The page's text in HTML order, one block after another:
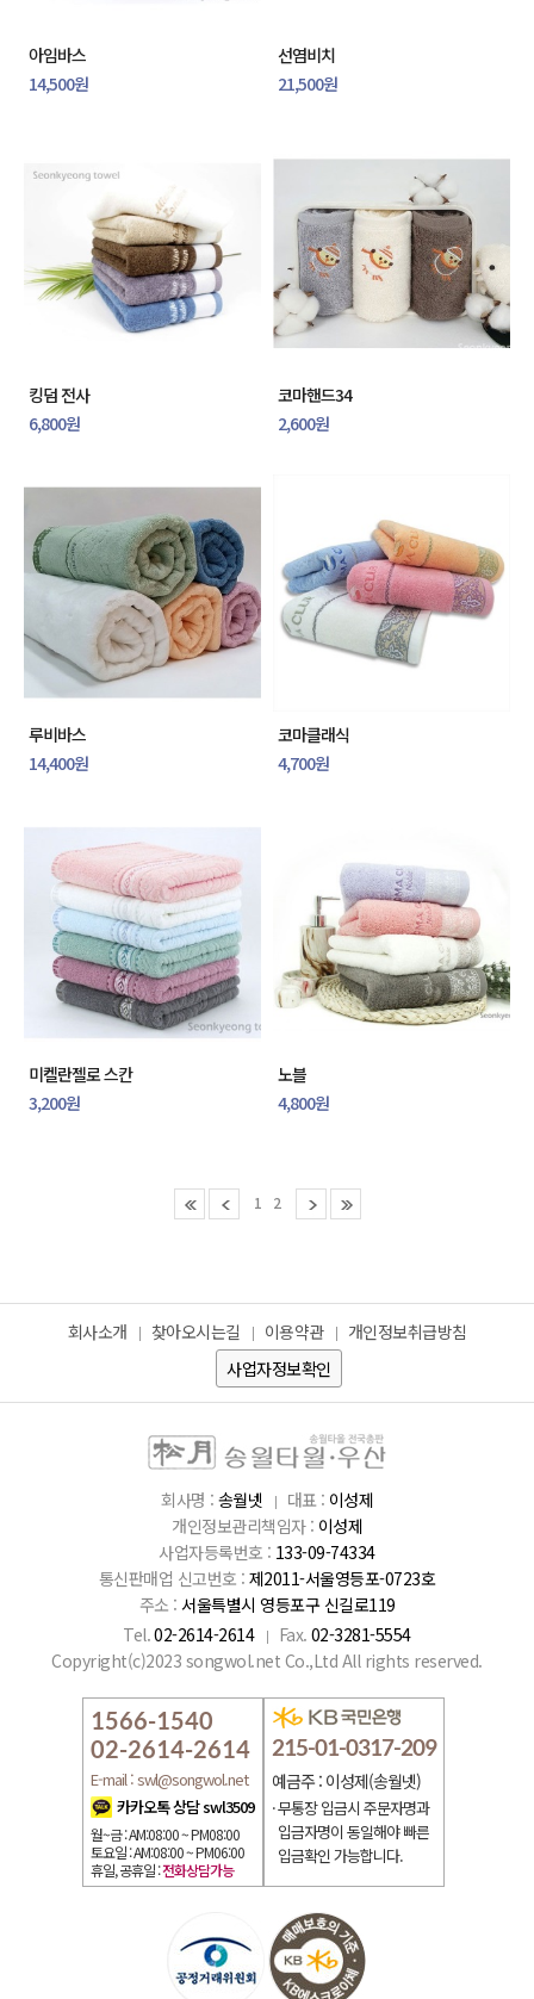
아임바스
14,500원
선염비치
21,500원
킹덤 전사
6,800원
코마핸드34
2,600원
루비바스
14,400원
코마클래식
4,700원
미켈란젤로 스칸
3,200원
노블
4,800원
1 2
회사소개 찾아오시는길 이용약관
개인정보취급방침
사업자정보확인
회사명 : 송월넷 대표 : 이성제
개인정보관리책임자 : 이성제
사업자등록번호 : 133-09-74334
통신판매업 신고번호 : 제2011-서울영등포-0723호
주소 : 서울특별시 영등포구 신길로119
Tel.02-2614-2614 Fax. 02-3281-5554
Copyright(c)2023 songwol.net Co.,Ltd All rights reserved.
1566-1540
02-2614-2614
E-mail : swl@songwol.net
카카오톡 상담 swl3509
월~금 : AM:08:00 ~ PM08:00
토요일 : AM:08:00 ~ PM06:00
휴일, 공휴일 :전화상담가능
215-01-0317-209
예금주 : 이성제(송월넷)
무통장 입금시 주문자명과
입금자명이 동일해야 빠른
입금확인 가능합니다.